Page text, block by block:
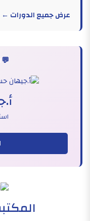
عرض جميع الدورات ←